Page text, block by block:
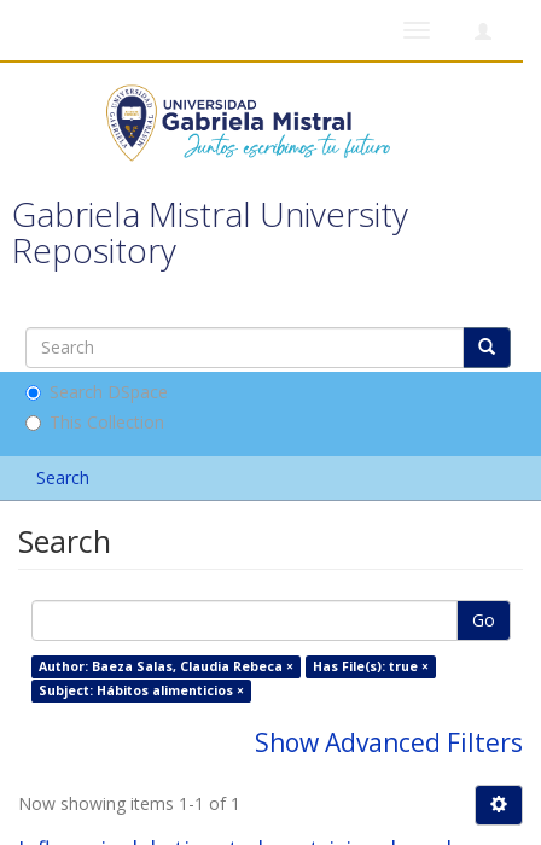
Gabriela Mistral University
Repository
Search DSpace
This Collection
Search
Search
Go
Author: Baeza Salas, Claudia Rebeca ×
Has File(s): true ×
Subject: Hábitos alimenticios ×
Show Advanced Filters
Now showing items 1-1 of 1